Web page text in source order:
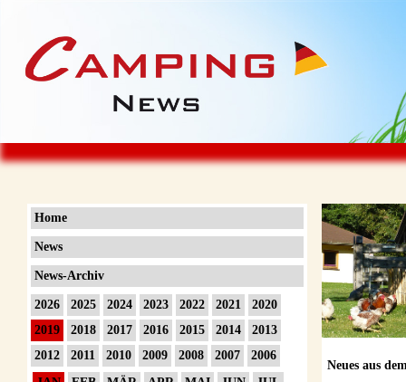
Home
News
News-Archiv
2026 2025 2024 2023 2022 2021
2020
2019
2018 2017 2016 2015 2014
2013
2012
2011 2010 2009 2008 2007
2006
Neues aus